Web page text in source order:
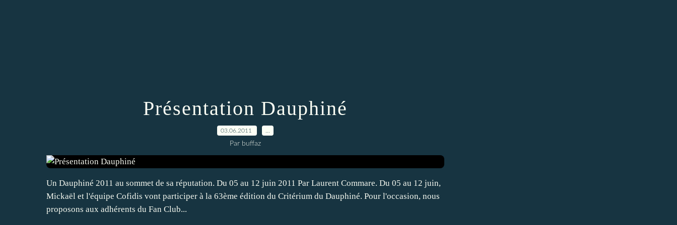
Présentation Dauphiné
03.06.2011
Par buffaz
Un Dauphiné 2011 au sommet de sa réputation. Du 05 au 12 juin 2011 Par Laurent Commare. Du 05 au 12 juin,
Mickaël et l'équipe Cofidis vont participer à la 63ème édition du Critérium du Dauphiné. Pour l'occasion, nous
proposons aux adhérents du Fan Club...